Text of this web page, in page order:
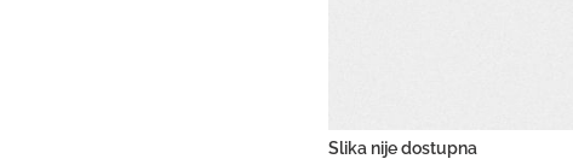
Slika nije dostupna